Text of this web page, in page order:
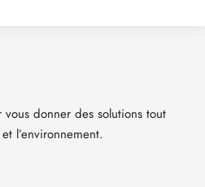
donner des solutions tout
l’environnement.